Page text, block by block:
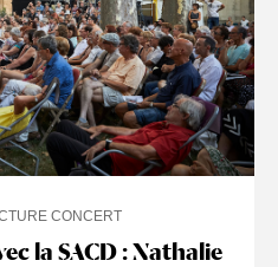
la SACD : Nathalie
CONCERT